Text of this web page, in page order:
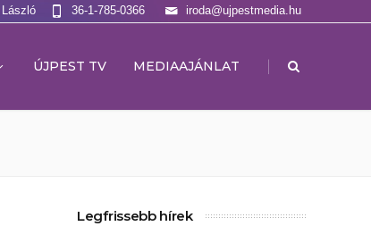
László iroda@ujpestmedia.hu
36-1-785-0366
ÚJPEST TV MEDIAAJÁNLAT |
Legfrissebb hírek